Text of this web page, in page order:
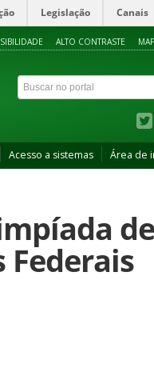
Legislação Canais
ALTO CONTRASTE
Acesso a sistemas Área de
de